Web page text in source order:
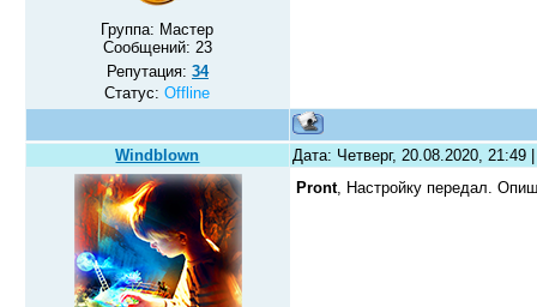
Группа: Мастер
Сообщений: 23
Репутация: 34
Статус:Offline
Windblown Дата: Четверг, 20.08.2020,
Pront, Настройку передал.